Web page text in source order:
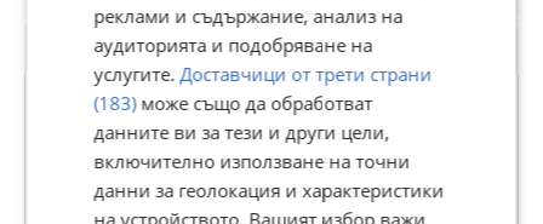
Premium
ПромоТрейд ЕООД
В Bazar.BG от 30 януари 2014г.
реклами и съдържание, анализ на
аудиторията и подобряване на
услугите. Доставчици от трети страни
(183)може също да обработват
данните ви за тези и други цели,
включително използване на точни
данни за геолокация и характеристики
на устройството. Вашият избор важи